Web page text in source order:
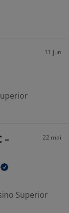
11 jun
-
22 mai
Superior